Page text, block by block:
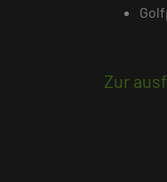
Zur